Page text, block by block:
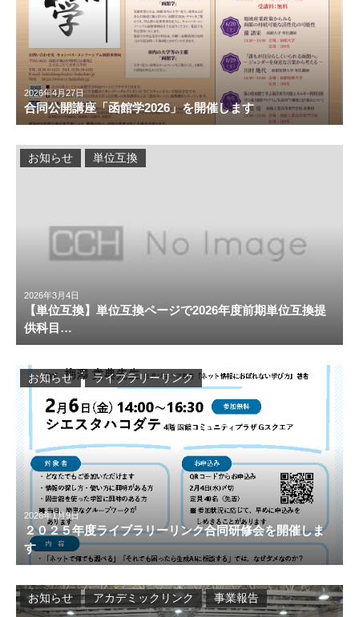
2026年4月27日
合同公開講座「函館学2026」を開催します
2026年3月4日
【単位互換】単位互換ページで2026年度前期単位互換提
供科目…
お知らせ 単位互換
2026年1月9日
２０２５年度ライブラリーリンク合同研修会を開催しま
す
お知らせ ライブラリーリンク
お知らせ アカデミックリンク 事業報告